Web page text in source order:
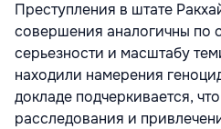
Преступления в штате
совершения аналогичны по
серьезности и масштабу
находили намерения
докладе подчеркивается,
расследования и